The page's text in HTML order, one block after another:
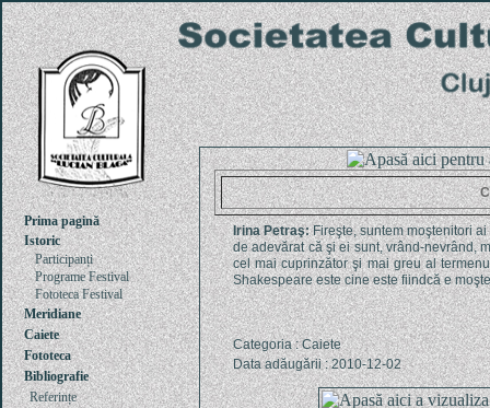
Prima pagină
Istoric
Participanți
Programe Festival
Fototeca Festival
Meridiane
Caiete
Fototeca
Bibliografie
Referințe
Irina Petraş:Fireşte, suntem moştenitori
de adevărat că şi ei sunt, vrând-nevrând,
cel mai cuprinzător şi mai greu al
Shakespeare este cine este fiindcă e
Categoria : Caiete
Data adăugării : 2010-12-02